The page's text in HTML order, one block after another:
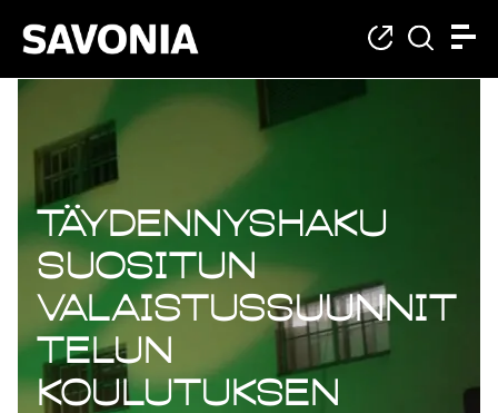
Täydennyshaku
suositun
valaistussuunnit
telun
koulutuksen